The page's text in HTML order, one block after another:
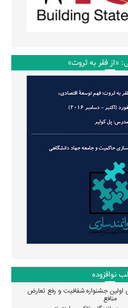
«از فقر به ثروت»
نوافزوده
جشنواره شفافیت و رفع تعارض
منافع